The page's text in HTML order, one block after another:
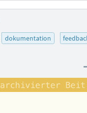
dokumentation